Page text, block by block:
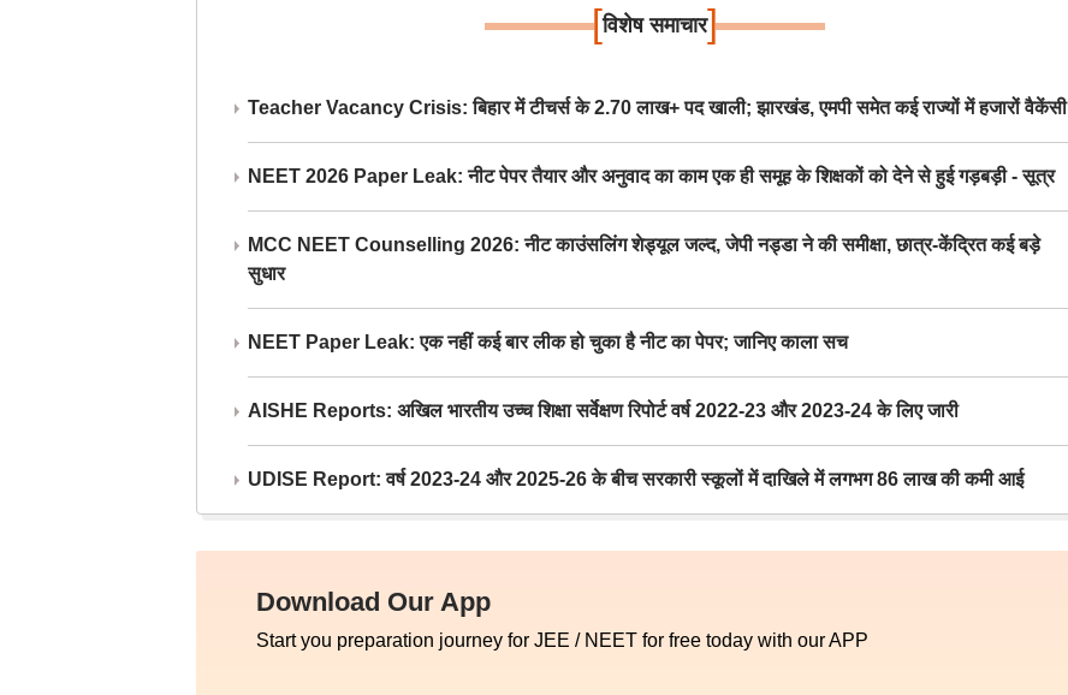
[विशेष समाचार]
Teacher Vacancy Crisis: बिहार में टीचर्स के 2.70 लाख+ पद खाली; झारखंड, एमपी समेत कई राज्यों में हजारों वैकेंसी
NEET 2026 Paper Leak: नीट पेपर तैयार और अनुवाद का काम एक ही समूह के शिक्षकों को देने से हुई गड़बड़ी - सूत्र
MCC NEET Counselling 2026: नीट काउंसलिंग शेड्यूल जल्द, जेपी नड्डा ने की समीक्षा, छात्र-केंद्रित कई बड़े
सुधार
NEET Paper Leak: एक नहीं कई बार लीक हो चुका है नीट का पेपर; जानिए काला सच
AISHE Reports: अखिल भारतीय उच्च शिक्षा सर्वेक्षण रिपोर्ट वर्ष 2022-23 और 2023-24 के लिए जारी
UDISE Report: वर्ष 2023-24 और 2025-26 के बीच सरकारी स्कूलों में दाखिले में लगभग 86 लाख की कमी आई
Download Our App
Start you preparation journey for JEE / NEET for free today with our APP